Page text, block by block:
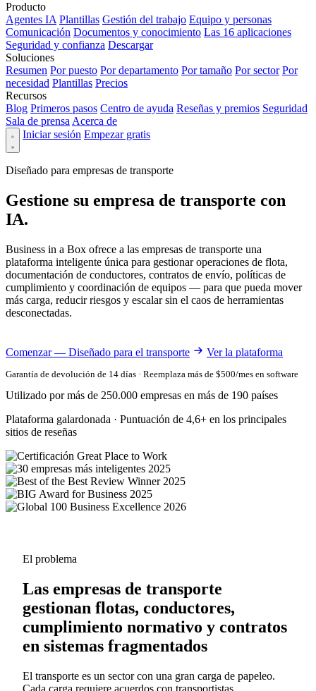
Producto
Agentes IA Plantillas Gestión del trabajo Equipo y personas
Comunicación Documentos y conocimiento Las 16 aplicaciones
Seguridad y confianza Descargar
Soluciones
Resumen Por puesto Por departamento Por tamaño Por sector Por
necesidad Plantillas Precios
Recursos
Blog Primeros pasos Centro de ayuda Reseñas y premios Seguridad
Sala de prensa Acerca de
Iniciar sesión Empezar gratis
Diseñado para empresas de transporte
Gestione su empresa de transporte con
IA.
Business in a Box ofrece a las empresas de transporte una
plataforma inteligente única para gestionar operaciones de flota,
documentación de conductores, contratos de envío, políticas de
cumplimiento y coordinación de equipos — para que pueda mover
más carga, reducir riesgos y escalar sin el caos de herramientas
desconectadas.
Comenzar — Diseñado para el transporte Ver la plataforma
Garantía de devolución de 14 días · Reemplaza más de $500/mes en software
Utilizado por más de 250.000 empresas en más de 190 países
Plataforma galardonada · Puntuación de 4,6+ en los principales
sitios de reseñas
El problema
Las empresas de transporte
gestionan flotas, conductores,
cumplimiento normativo y contratos
en sistemas fragmentados
El transporte es un sector con una gran carga de papeleo.
Cada carga requiere acuerdos con transportistas,